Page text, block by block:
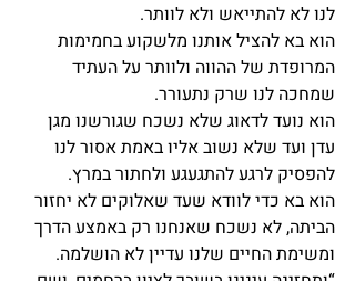
לנו לא להתייאש ולא לוותר.
הוא בא להציל אותנו מלשקוע בחמימות
המרופדת של ההווה ולוותר על העתיד
שמחכה לנו שרק נתעורר.
הוא נועד לדאוג שלא נשכח שגורשנו מגן
עדן ועד שלא נשוב אליו באמת אסור לנו
להפסיק לרגע להתגעגע ולחתור במרץ.
הוא בא כדי לוודא שעד שאלוקים לא יחזור
הביתה, לא נשכח שאנחנו רק באמצע הדרך
ומשימת החיים שלנו עדיין לא הושלמה.